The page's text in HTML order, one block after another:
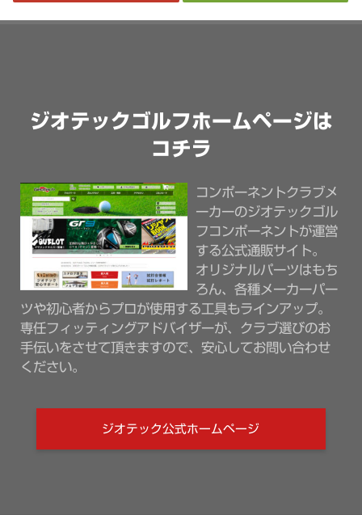
ジオテックゴルフホームページは
コチラ
コンポーネントクラブメ
ーカーのジオテックゴル
フコンポーネントが運営
する公式通販サイト。
オリジナルパーツはもち
ろん、各種メーカーパー
ツや初心者からプロが使用する工具もラインアップ。
専任フィッティングアドバイザーが、クラブ選びのお
手伝いをさせて頂きますので、安心してお問い合わせ
ください。
ジオテック公式ホームページ